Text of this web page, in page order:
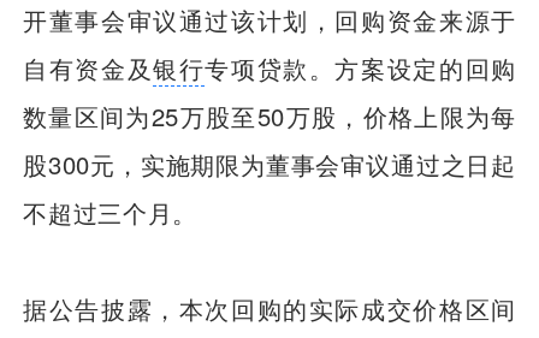
开董事会审议通过该计划，回购资金来源于
自有资金及银行专项贷款。方案设定的回购
数量区间为25万股至50万股，价格上限为每
股300元，实施期限为董事会审议通过之日起
不超过三个月。
据公告披露，本次回购的实际成交价格区间